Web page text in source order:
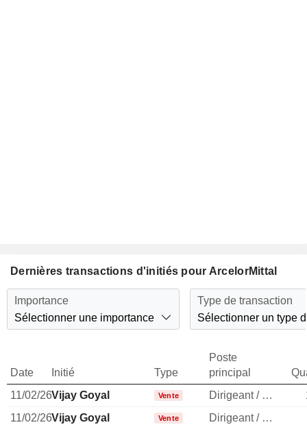
Dernières transactions d'initiés pour ArcelorMittal
Importance
Sélectionner une importance
Type de transaction
Sélectionner un type
Date Initié Type
Poste
principal
11/02/26Vijay Goyal Vente Dirigeant / cadre principal
11/02/26Vijay Goyal Vente
Dirigeant / cadre principal